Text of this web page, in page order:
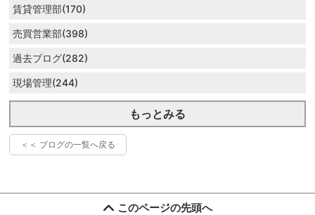
賃貸管理部(170)
売買営業部(398)
過去ブログ(282)
現場管理(244)
もっとみる
＜＜ ブログの一覧へ戻る
このページの先頭へ